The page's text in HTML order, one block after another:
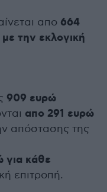
απο 664
την εκλογική
909 ευρώ
απο 291 ευρώ
απόστασης της
για κάθε
επιτροπή.